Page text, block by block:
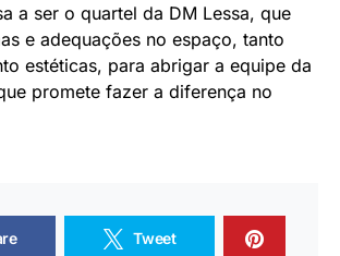
a ser o quartel da DM Lessa, que
e adequações no espaço, tanto
estéticas, para abrigar a equipe da
promete fazer a diferença no
Tweet